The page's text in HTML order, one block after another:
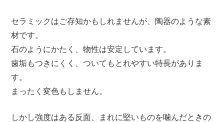
セラミックはご存知かもしれませんが、陶器のような素
材です。
石のようにかたく、物性は安定しています。
歯垢もつきにくく、ついてもとれやすい特長がありま
す。
まったく変色もしません。
しかし強度はある反面、まれに堅いものを噛んだときの